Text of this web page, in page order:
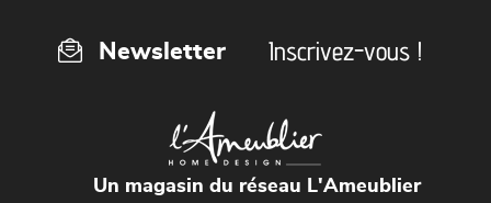
Newsletter Inscrivez-vous !
Un magasin du réseau L'Ameublier